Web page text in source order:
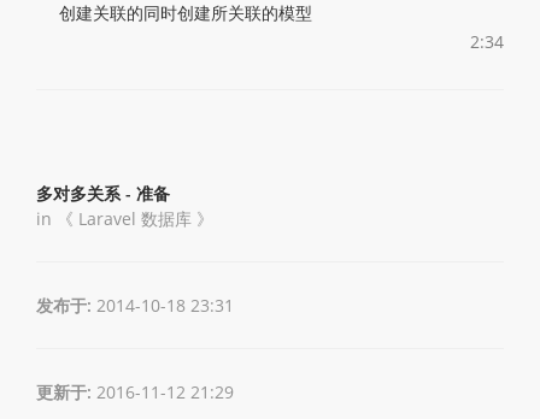
创建关联的同时创建所关联的模型
2:34
多对多关系 - 准备
in 《 Laravel 数据库 》
发布于: 2014-10-18 23:31
更新于: 2016-11-12 21:29